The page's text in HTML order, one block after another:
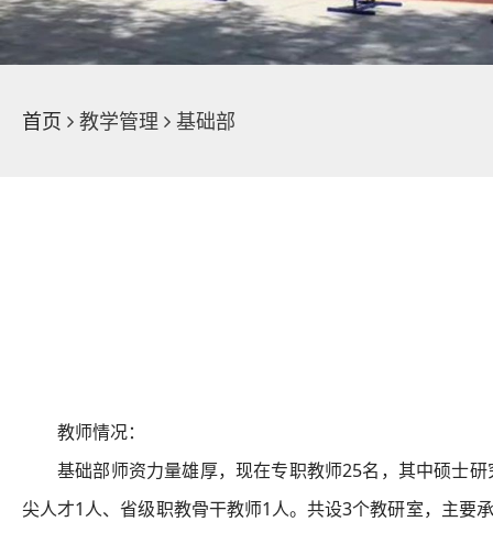
首页 教学管理 基础部
教师情况：
基础部师资力量雄厚，现在专职教师25名，其中硕士
尖人才1人、省级职教骨干教师1人。共设3个教研室，主要